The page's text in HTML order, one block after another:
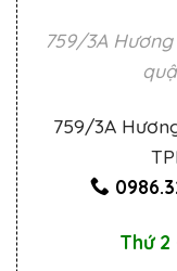
759/3A
759/3A
Thứ 2